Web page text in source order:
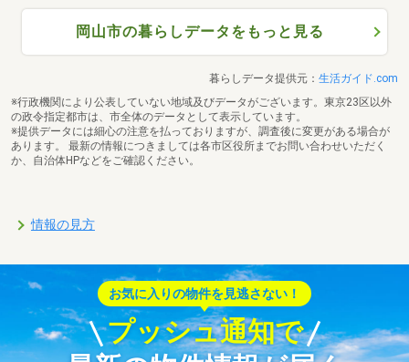
岡山市の暮らしデータをもっと見る
暮らしデータ提供元： 生活ガイド.com
※行政機関により公表していない地域及びデータがございます。東京23区以外
の政令指定都市は、市全体のデータとして表示しています。
※提供データには細心の注意を払っておりますが、調査後に変更がある場合が
あります。 最新の情報につきましては各市区役所までお問い合わせいただく
か、自治体HPなどをご確認ください。
情報の見方
お気に入りの物件を見逃さない！
プッシュ通知で